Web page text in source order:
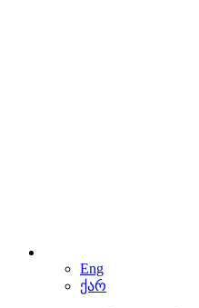
Eng
ქარ